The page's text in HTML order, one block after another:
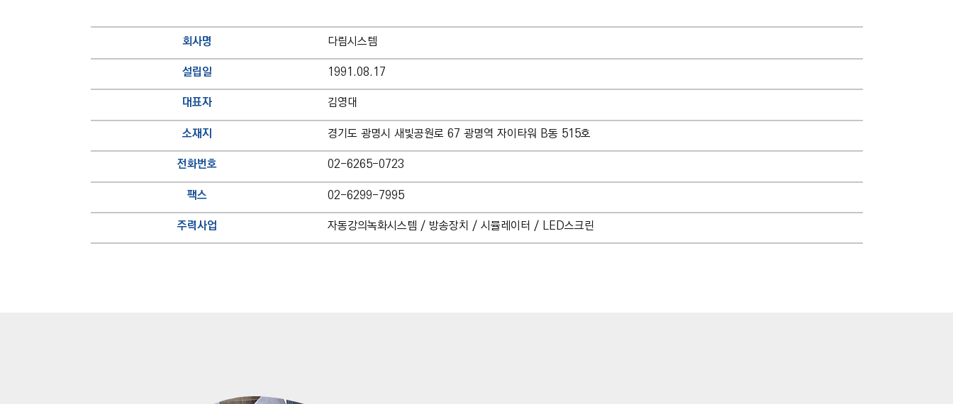
​회사명
다림시스템
설립일
1991.08.17
대표자
​김영대
소재지
경기도 광명시 새빛공원로 67 광명역 자이타워 B동 515호
전화번호
02-6265-0723
팩스
02-6299-7995
주력사업
자동강의녹화시스템 / 방송장치 / 시뮬레이터 / LED스크린